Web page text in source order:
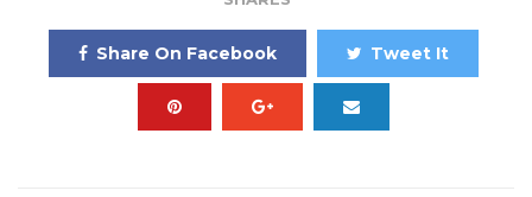
Share On Facebook Tweet It